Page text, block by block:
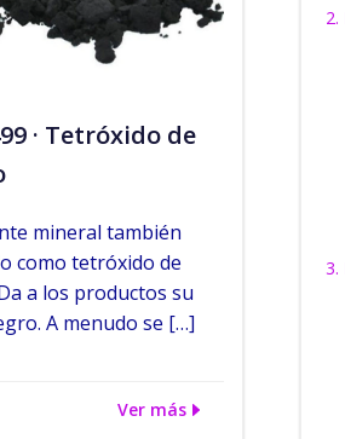
· Tetróxido de
mineral también
como tetróxido de
a los productos su
A menudo se […]
Ver más
2.
3.